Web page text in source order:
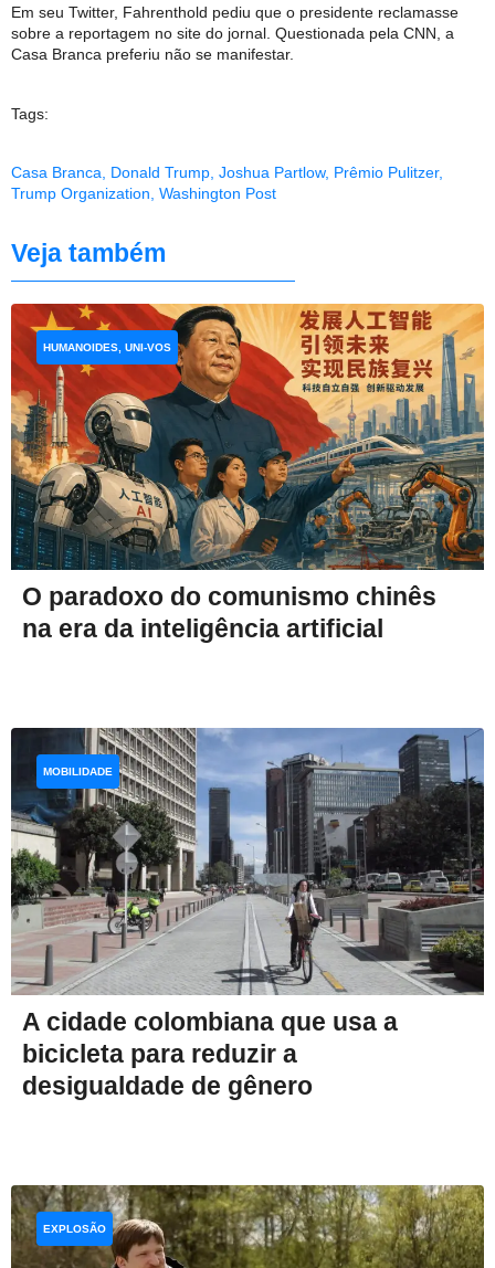
Em seu Twitter, Fahrenthold pediu que o presidente reclamasse
sobre a reportagem no site do jornal. Questionada pela CNN, a
Casa Branca preferiu não se manifestar.
Tags:
Casa Branca Donald Trump Joshua Partlow, Prêmio Pulitzer,
Trump Organization Washington Post
Veja também
O paradoxo do comunismo chinês
na era da inteligência artificial
HUMANOIDES, UNI-VOS
A cidade colombiana que usa a
bicicleta para reduzir a
desigualdade de gênero
MOBILIDADE
EXPLOSÃO